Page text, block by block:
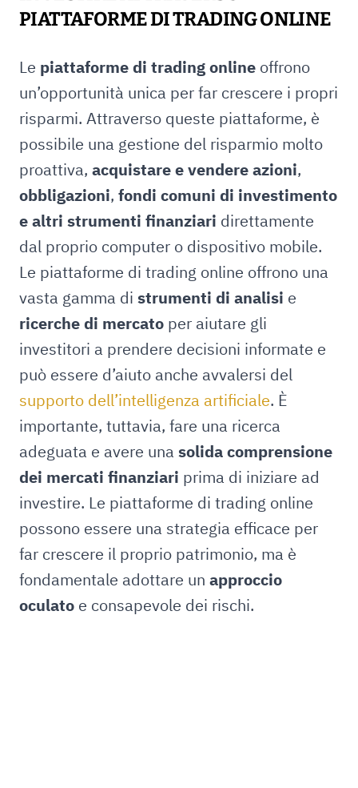
PIATTAFORME DI TRADING ONLINE
Le piattaforme di trading online offrono
un’opportunità unica per far crescere i propri
risparmi. Attraverso queste piattaforme, è
possibile una gestione del risparmio molto
proattiva, acquistare e vendere azioni,
obbligazioni, fondi comuni di investimento
e altri strumenti finanziari direttamente
dal proprio computer o dispositivo mobile.
Le piattaforme di trading online offrono una
vasta gamma di strumenti di analisi e
ricerche di mercato per aiutare gli
investitori a prendere decisioni informate e
può essere d’aiuto anche avvalersi del
supporto dell’intelligenza artificiale. È
importante, tuttavia, fare una ricerca
adeguata e avere una solida comprensione
dei mercati finanziari prima di iniziare ad
investire. Le piattaforme di trading online
possono essere una strategia efficace per
far crescere il proprio patrimonio, ma è
fondamentale adottare un approccio
oculato e consapevole dei rischi.